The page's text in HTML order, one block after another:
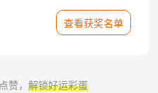
查看获奖名单
赞，解锁好运彩蛋